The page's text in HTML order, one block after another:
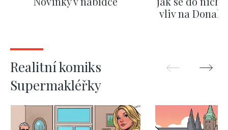
vliv na
Realitní komiks
Supermakléřky